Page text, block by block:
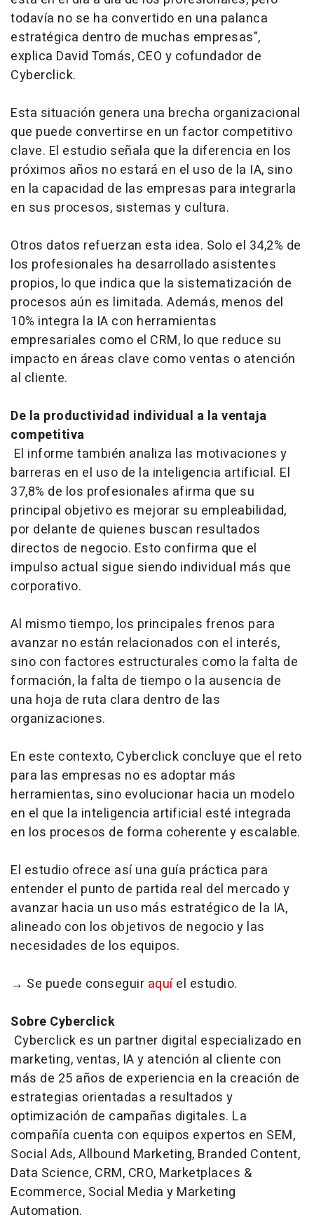
todavía no se ha convertido en una palanca
estratégica dentro de muchas empresas",
explica David Tomás, CEO y cofundador de
Cyberclick.
Esta situación genera una brecha organizacional
que puede convertirse en un factor competitivo
clave. El estudio señala que la diferencia en los
próximos años no estará en el uso de la IA, sino
en la capacidad de las empresas para integrarla
en sus procesos, sistemas y cultura.
Otros datos refuerzan esta idea. Solo el 34,2% de
los profesionales ha desarrollado asistentes
propios, lo que indica que la sistematización de
procesos aún es limitada. Además, menos del
10% integra la IA con herramientas
empresariales como el CRM, lo que reduce su
impacto en áreas clave como ventas o atención
al cliente.
De la productividad individual a la ventaja
competitiva
El informe también analiza las motivaciones y
barreras en el uso de la inteligencia artificial. El
37,8% de los profesionales afirma que su
principal objetivo es mejorar su empleabilidad,
por delante de quienes buscan resultados
directos de negocio. Esto confirma que el
impulso actual sigue siendo individual más que
corporativo.
Al mismo tiempo, los principales frenos para
avanzar no están relacionados con el interés,
sino con factores estructurales como la falta de
formación, la falta de tiempo o la ausencia de
una hoja de ruta clara dentro de las
organizaciones.
En este contexto, Cyberclick concluye que el reto
para las empresas no es adoptar más
herramientas, sino evolucionar hacia un modelo
en el que la inteligencia artificial esté integrada
en los procesos de forma coherente y escalable.
El estudio ofrece así una guía práctica para
entender el punto de partida real del mercado y
avanzar hacia un uso más estratégico de la IA,
alineado con los objetivos de negocio y las
necesidades de los equipos.
→ Se puede conseguir aquíel estudio.
Sobre Cyberclick
Cyberclick es un partner digital especializado en
marketing, ventas, IA y atención al cliente con
más de 25 años de experiencia en la creación de
estrategias orientadas a resultados y
optimización de campañas digitales. La
compañía cuenta con equipos expertos en SEM,
Social Ads, Allbound Marketing, Branded Content,
Data Science, CRM, CRO, Marketplaces &
Ecommerce, Social Media y Marketing
Automation.